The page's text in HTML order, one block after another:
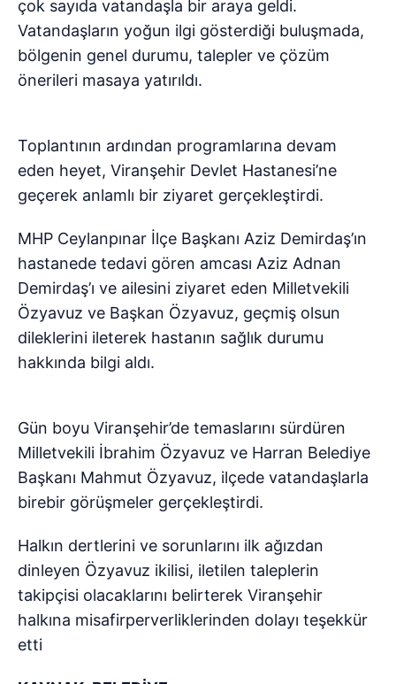
çok sayıda vatandaşla bir araya geldi.
Vatandaşların yoğun ilgi gösterdiği buluşmada,
bölgenin genel durumu, talepler ve çözüm
önerileri masaya yatırıldı.
Toplantının ardından programlarına devam
eden heyet, Viranşehir Devlet Hastanesi’ne
geçerek anlamlı bir ziyaret gerçekleştirdi.
MHP Ceylanpınar İlçe Başkanı Aziz Demirdaş’ın
hastanede tedavi gören amcası Aziz Adnan
Demirdaş’ı ve ailesini ziyaret eden Milletvekili
Özyavuz ve Başkan Özyavuz, geçmiş olsun
dileklerini ileterek hastanın sağlık durumu
hakkında bilgi aldı.
Gün boyu Viranşehir’de temaslarını sürdüren
Milletvekili İbrahim Özyavuz ve Harran Belediye
Başkanı Mahmut Özyavuz, ilçede vatandaşlarla
birebir görüşmeler gerçekleştirdi.
Halkın dertlerini ve sorunlarını ilk ağızdan
dinleyen Özyavuz ikilisi, iletilen taleplerin
takipçisi olacaklarını belirterek Viranşehir
halkına misafirperverliklerinden dolayı teşekkür
etti